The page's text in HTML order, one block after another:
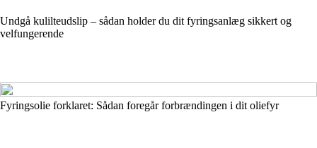
Undgå kulilteudslip – sådan holder du dit fyringsanlæg sikkert og
velfungerende
Fyringsolie forklaret: Sådan foregår forbrændingen i dit oliefyr